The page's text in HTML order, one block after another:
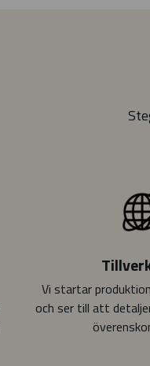
Vi startar
och ser till att